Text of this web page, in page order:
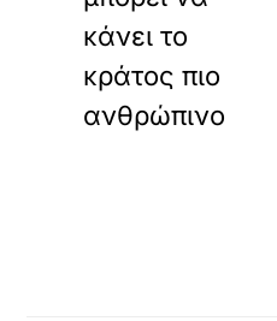
κάνει το
κράτος πιο
ανθρώπινο